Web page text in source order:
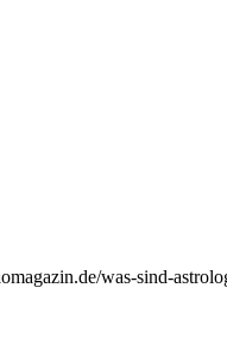
was-sind-